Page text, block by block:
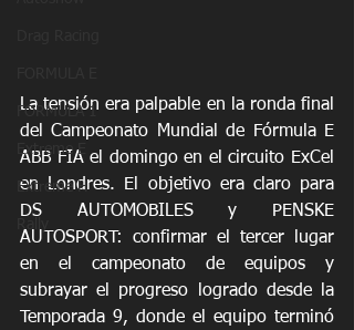
FORMULA 1
Extreme E
Extreme H
La tensión era palpable en la ronda final
del Campeonato Mundial de Fórmula E
ABB FIA el domingo en el circuito ExCel
en Londres. El objetivo era claro para
DS AUTOMOBILES y PENSKE
AUTOSPORT: confirmar el tercer lugar
en el campeonato de equipos y
subrayar el progreso logrado desde la
Temporada 9, donde el equipo terminó